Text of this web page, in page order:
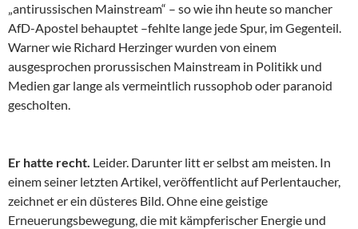
„antirussischen Mainstream“ – so wie ihn heute so mancher
AfD-Apostel behauptet –fehlte lange jede Spur, im Gegenteil.
Warner wie Richard Herzinger wurden von einem
ausgesprochen prorussischen Mainstream in Politikk und
Medien gar lange als vermeintlich russophob oder paranoid
gescholten.
Er hatte recht. Leider. Darunter litt er selbst am meisten. In
einem seiner letzten Artikel, veröffentlicht auf Perlentaucher,
zeichnet er ein düsteres Bild. Ohne eine geistige
Erneuerungsbewegung, die mit kämpferischer Energie und